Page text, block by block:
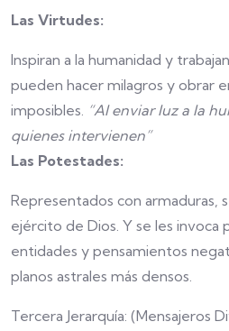
Las Virtudes:
Inspiran a la humanidad y
pueden hacer milagros y obrar
imposibles. “Al enviar luz a la
quienes intervienen”
Las Potestades:
Representados con armaduras,
ejército de Dios. Y se les invoca
entidades y pensamientos
planos astrales más densos.
Tercera Jerarquía: (Mensajeros